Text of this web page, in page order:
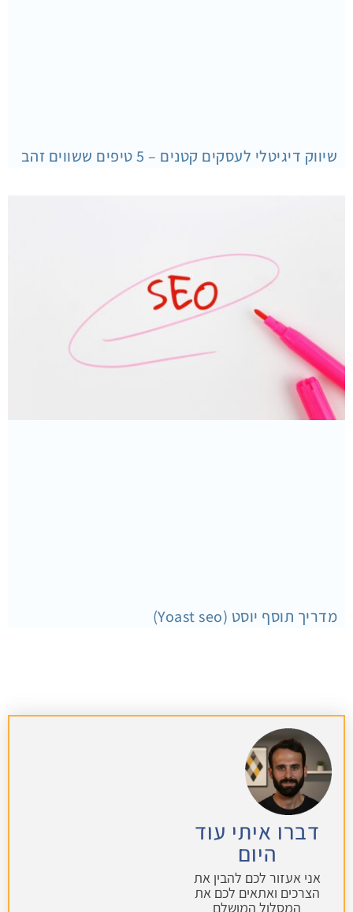
שיווק דיגיטלי לעסקים קטנים – 5 טיפים ששווים זהב
מדריך תוסף יוסט (Yoast seo)
דברו איתי עוד
היום
אני אעזור לכם להבין את
הצרכים ואתאים לכם את
המסלול המושלם